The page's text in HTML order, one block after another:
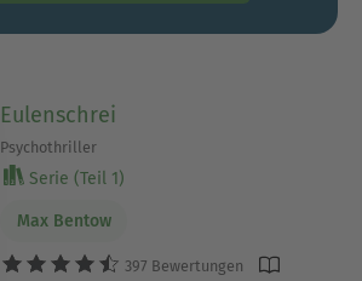
Eulenschrei
Psychothriller
Serie (Teil 1)
Max Bentow
397 Bewertungen